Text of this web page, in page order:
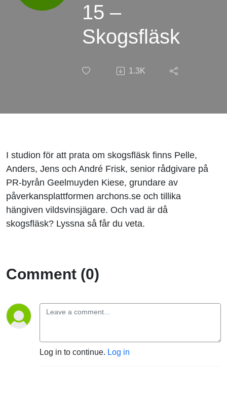
15 –
Skogsfläsk
1.3K
I studion för att prata om skogsfläsk finns Pelle,
Anders, Jens och André Frisk, senior rådgivare på
PR-byrån Geelmuyden Kiese, grundare av
påverkansplattformen archons.se och tillika
hängiven vildsvinsjägare. Och vad är då
skogsfläsk? Lyssna så får du veta.
Comment (0)
Log in to continue. Log in